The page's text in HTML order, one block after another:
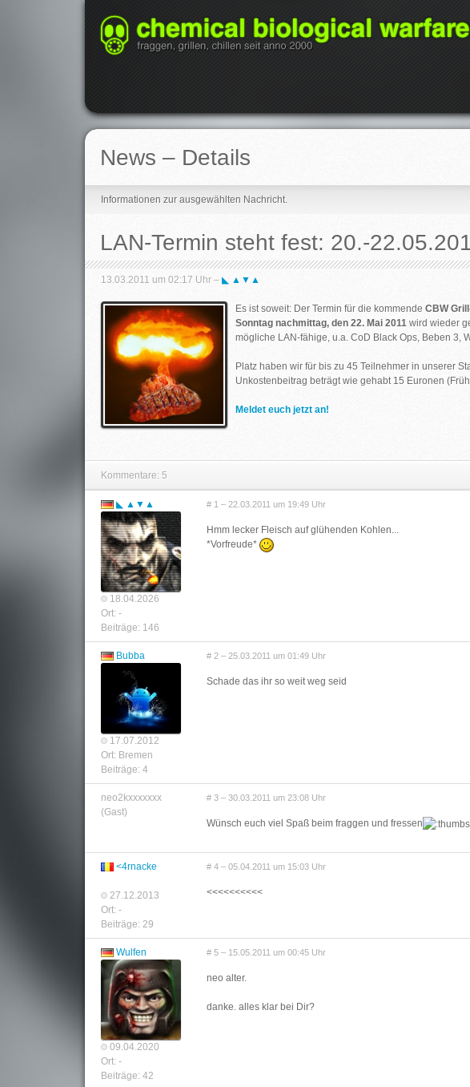
News – Details
Informationen zur ausgewählten Nachricht.
LAN-Termin steht fest: 20.-
13.03.2011 um 02:17 Uhr – ◣ ▲▼▲
Es ist soweit: Der Termin für die kommende CBW
Sonntag nachmittag, den 22. Mai 2011 wird wieder
mögliche LAN-fähige, u.a. CoD Black Ops, Beben 3,
Platz haben wir für bis zu 45 Teilnehmer in unserer
Unkostenbeitrag beträgt wie gehabt 15 Euronen
Meldet euch jetzt an!
Kommentare: 5
◣ ▲▼▲
18.04.2026
Ort: -
Beiträge: 146
# 1 – 22.03.2011 um 19:49 Uhr
Hmm lecker Fleisch auf glühenden Kohlen...
*Vorfreude*
Bubba
17.07.2012
Ort: Bremen
Beiträge: 4
# 2 – 25.03.2011 um 01:49 Uhr
Schade das ihr so weit weg seid
neo2kxxxxxxx
(Gast)
# 3 – 30.03.2011 um 23:08 Uhr
Wünsch euch viel Spaß beim fraggen und fressen
<4rnacke
27.12.2013
Ort: -
Beiträge: 29
# 4 – 05.04.2011 um 15:03 Uhr
<<<<<<<<<<
Wulfen
09.04.2020
Ort: -
Beiträge: 42
# 5 – 15.05.2011 um 00:45 Uhr
neo alter.
danke. alles klar bei Dir?